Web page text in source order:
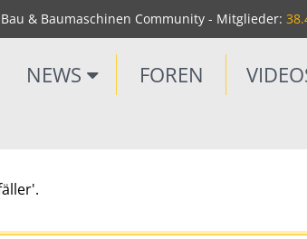
& Baumaschinen Community - Mitglieder:
NEWS FOREN